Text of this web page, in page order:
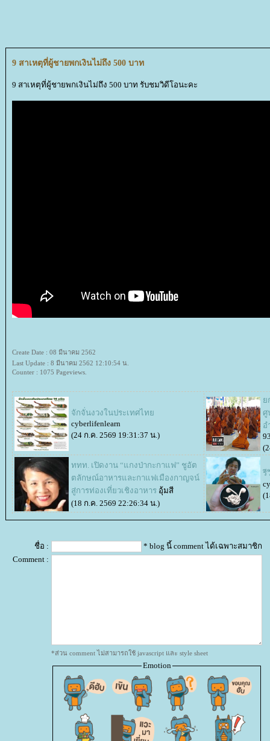
9 สาเหตุที่ผู้ชายพกเงินไม่ถึง 500 บาท
9 สาเหตุที่ผู้ชายพกเงินไม่ถึง 500 บาท รับชมวิดีโอนะคะ
Create Date : 08 มีนาคม 2562
Last Update : 8 มีนาคม 2562 12:10:54 น.
Counter : 1075 Pageviews.
จักจั่นงวงในประเทศไท
cyberlifenlearn
(24 ก.ค. 2569 19:31:37 น.)
ก
ศู
อ
ททท. เปิดงาน “แกงป่ากะกาแฟ” ชูอัต
ตลักษณ์อาหารและกาแฟเมืองกาญจน์
สู่การท่องเที่ยวเชิงอาหาร อุ้มสี
(18 ก.ค. 2569 22:26:34 น.)
รี
ชื่อ :
* blog นี้ comment ได้เฉพาะสมาชิก
Comment :
*ส่วน comment ไม่สามารถใช้ javascript และ style sheet
Emotion